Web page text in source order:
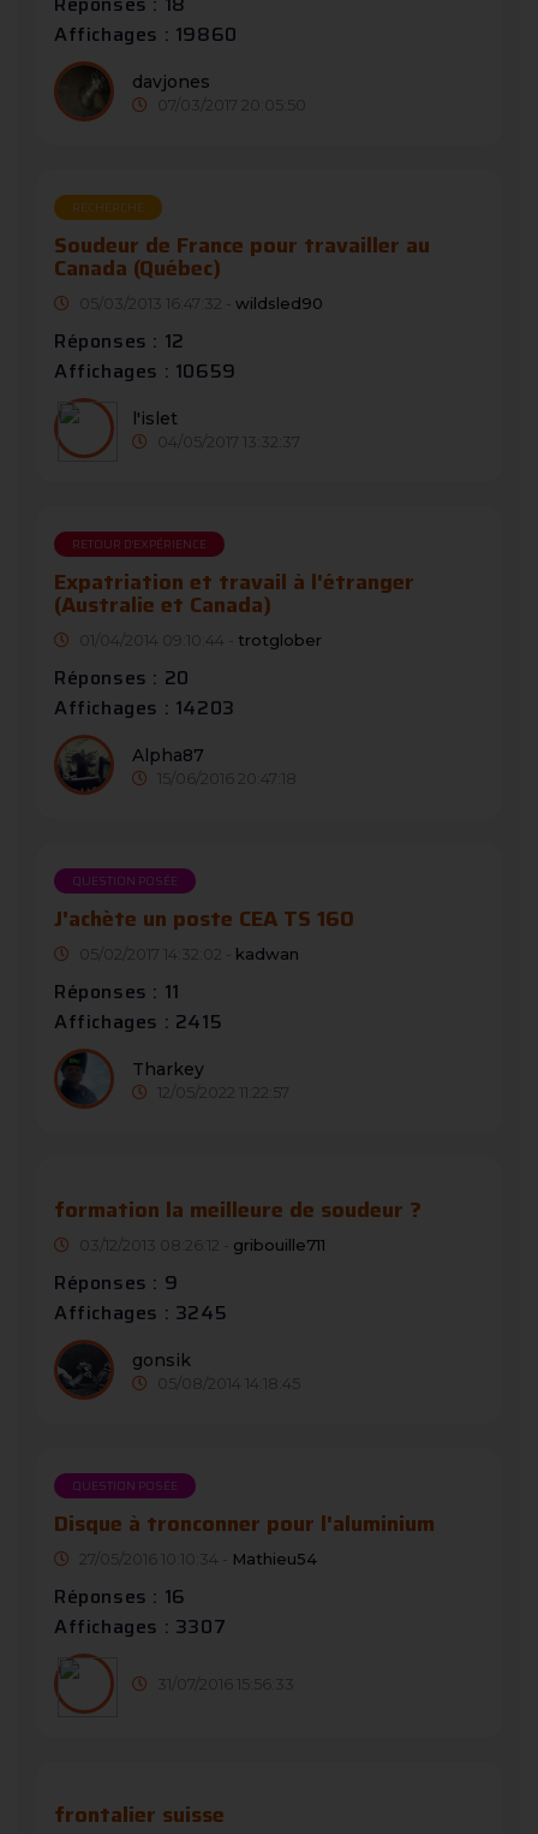
Affichages : 19860
davjones
07/03/2017 20:05:50
RECHERCHE
Soudeur de France pour travailler au
Canada (Québec)
05/03/2013 16:47:32 - wildsled90
Réponses : 12
Affichages : 10659
l'islet
04/05/2017 13:32:37
RETOUR D'EXPÉRIENCE
Expatriation et travail à l'étranger
(Australie et Canada)
01/04/2014 09:10:44 - trotglober
Réponses : 20
Affichages : 14203
Alpha87
15/06/2016 20:47:18
QUESTION POSÉE
J'achète un poste CEA TS 160
05/02/2017 14:32:02 - kadwan
Réponses : 11
Affichages : 2415
Tharkey
12/05/2022 11:22:57
formation la meilleure de soudeur ?
03/12/2013 08:26:12 - gribouille711
Réponses : 9
Affichages : 3245
gonsik
05/08/2014 14:18:45
QUESTION POSÉE
Disque à tronconner pour l'aluminium
27/05/2016 10:10:34 - Mathieu54
Réponses : 16
Affichages : 3307
31/07/2016 15:56:33
frontalier suisse